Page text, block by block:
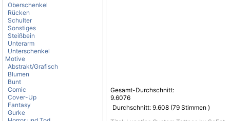
Oberschenkel
Rücken
Schulter
Sonstiges
Steißbein
Unterarm
Unterschenkel
Motive
Abstrakt/Grafisch
Blumen
Bunt
Comic
Cover-Up
Fantasy
Gurke
Gesamt-Durchschnitt:
9.6076
Durchschnitt: 9.608 (79 Stimmen )